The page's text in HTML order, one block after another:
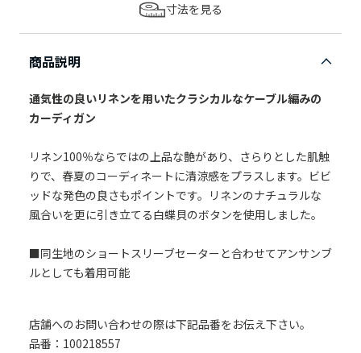
寸法を見る
商品説明
通気性の良いリネンを用いたクラシカルなケーブル編みの
カーディガン
リネン100％ならではの上品な艶があり、さらりとした肌触
りで、春夏のコーディネートに清涼感をプラスします。ビビ
ッドな発色の良さもポイントです。リネンのナチュラルな
風合いを更に引き立てる白蝶貝のボタンを使用しました。
■同生地のショートスリーブセーターと合わせてアンサンブ
ルとしても着用可能
店舗へのお問い合わせの際は下記品番をお伝え下さい。
品番：100218557